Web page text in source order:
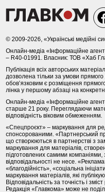
© 2009-2026, «Українські медійні
Онлайн-медіа «Інформаційне
– R40-01991. Власник: ТОВ «Хаб
Публікація всіх авторських
дозволена тільки за умови
обов’язковим є розміщення
лінка у першому абзаці на
Онлайн-медіа «Інформаційне
старше 21 року. Переглядаючи
відповідність віковим обмеженням.
«Спецпроєкт» – маркування для
спонсорованими. «Партнерський
що створюються в партнерстві з
маркування для матеріалів,
підготовлених самими компаніями,
відповідальності не несе.
«благодійність», «соціальна
маркування матеріалів, які
Відповідальність за точність і
Редакція «Главкома» може не